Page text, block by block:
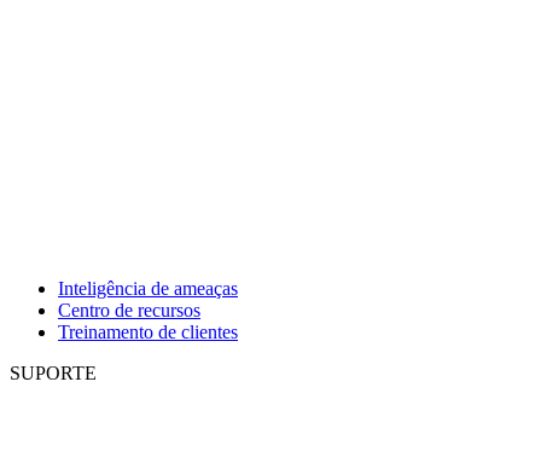
Inteligência de ameaças
Centro de recursos
Treinamento de clientes
SUPORTE